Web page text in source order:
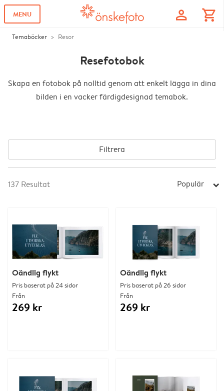
MENU profile shopping_cart
Temaböcker Resor
Resefotobok
Skapa en fotobok på nolltid genom att enkelt lägga in dina
bilden i en vacker färdigdesignad temabok.
Filtrera
137 Resultat Populär arrow_right
Oändlig flykt
Pris baserat på 24 sidor
Från
269 kr
Oändlig flykt
Pris baserat på 26 sidor
Från
269 kr